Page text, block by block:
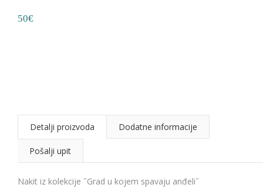
50€
Detalji proizvoda Dodatne informacije
Pošalji upit
Nakit iz kolekcije ˝Grad u kojem spavaju anđeli˝